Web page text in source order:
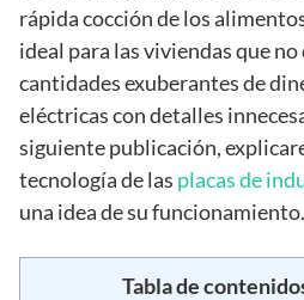
rápida cocción de los
ideal para las viviendas que no
cantidades exuberantes de
eléctricas con detalles
siguiente publicación,
tecnología de las placas de
una idea de su funcionamiento.
Tabla de